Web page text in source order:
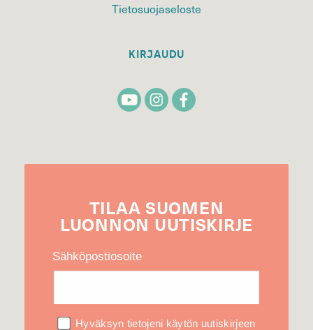
Tietosuojaseloste
KIRJAUDU
TILAA SUOMEN
LUONNON UUTIS­KIRJE
Sähköpostiosoite
Hyväksyn tietojeni käytön uutiskirjeen